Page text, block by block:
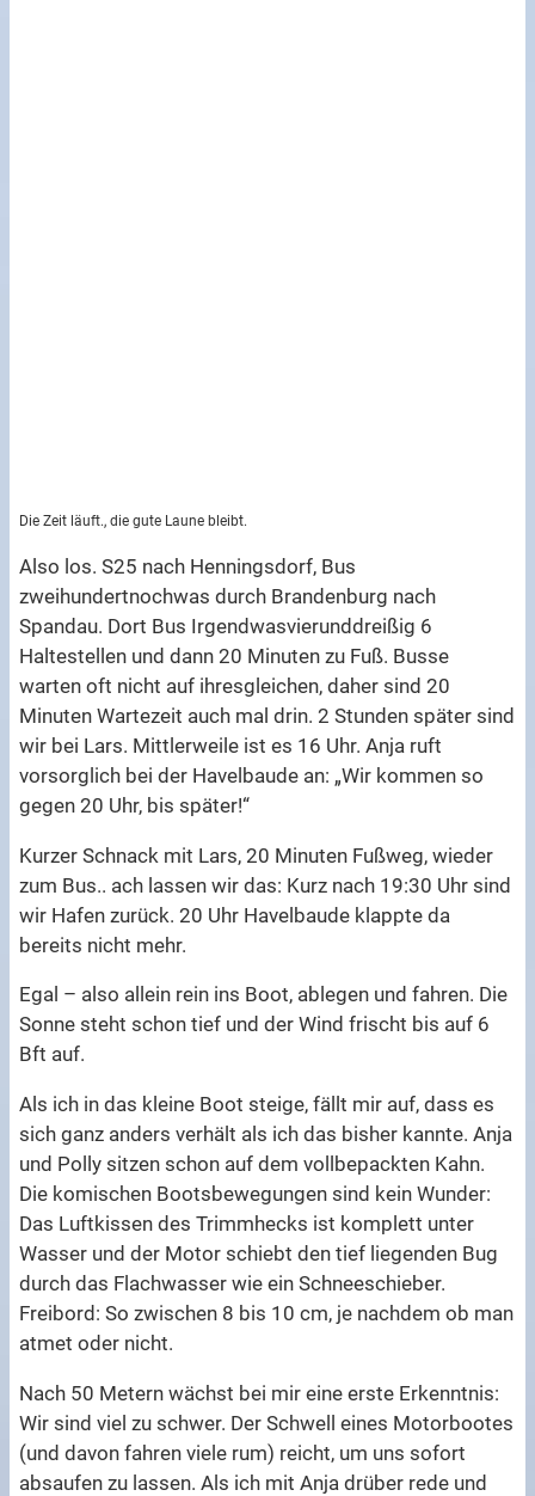
Die Zeit läuft., die gute Laune bleibt.
Also los. S25 nach Henningsdorf, Bus
zweihundertnochwas durch Brandenburg nach
Spandau. Dort Bus Irgendwasvierunddreißig 6
Haltestellen und dann 20 Minuten zu Fuß. Busse
warten oft nicht auf ihresgleichen, daher sind 20
Minuten Wartezeit auch mal drin. 2 Stunden später sind
wir bei Lars. Mittlerweile ist es 16 Uhr. Anja ruft
vorsorglich bei der Havelbaude an: „Wir kommen so
gegen 20 Uhr, bis später!“
Kurzer Schnack mit Lars, 20 Minuten Fußweg, wieder
zum Bus.. ach lassen wir das: Kurz nach 19:30 Uhr sind
wir Hafen zurück. 20 Uhr Havelbaude klappte da
bereits nicht mehr.
Egal – also allein rein ins Boot, ablegen und fahren. Die
Sonne steht schon tief und der Wind frischt bis auf 6
Bft auf.
Als ich in das kleine Boot steige, fällt mir auf, dass es
sich ganz anders verhält als ich das bisher kannte. Anja
und Polly sitzen schon auf dem vollbepackten Kahn.
Die komischen Bootsbewegungen sind kein Wunder:
Das Luftkissen des Trimmhecks ist komplett unter
Wasser und der Motor schiebt den tief liegenden Bug
durch das Flachwasser wie ein Schneeschieber.
Freibord: So zwischen 8 bis 10 cm, je nachdem ob man
atmet oder nicht.
Nach 50 Metern wächst bei mir eine erste Erkenntnis:
Wir sind viel zu schwer. Der Schwell eines Motorbootes
(und davon fahren viele rum) reicht, um uns sofort
absaufen zu lassen. Als ich mit Anja drüber rede und